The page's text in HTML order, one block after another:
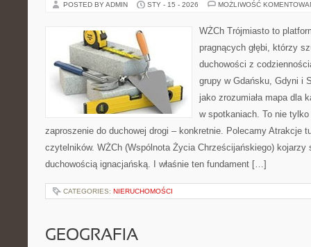
POSTED BY ADMIN STY - 15 - 2026 MOŻLIWOŚĆ
WŻCh Trójmiasto to
pragnących głębi, którzy
duchowości z
grupy w Gdańsku, Gdyni i
jako zrozumiała mapa dla
w spotkaniach. To nie
zaproszenie do duchowej drogi – konkretnie. Polecamy Atrakcje
czytelników. WŻCh (Wspólnota Życia Chrześcijańskiego) kojarzy
duchowością ignacjańską. I właśnie ten fundament […]
CATEGORIES: NIERUCHOMOŚCI
GEOGRAFIA